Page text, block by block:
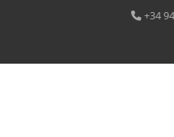
+34